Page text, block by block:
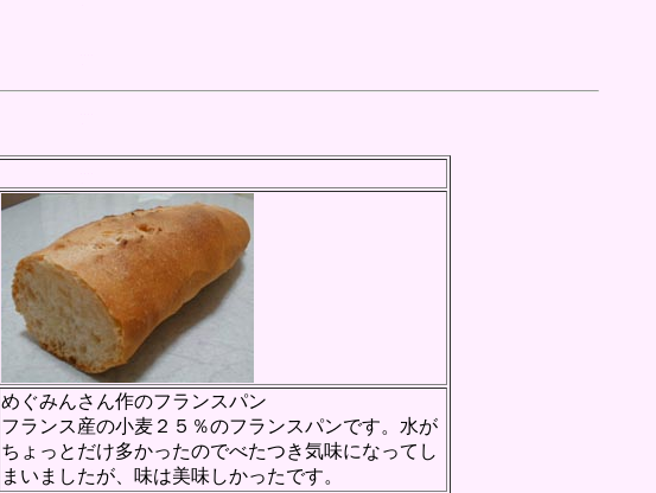
めぐみんさん作のフランスパン
フランス産の小麦２５％のフランスパンです。水が
ちょっとだけ多かったのでべたつき気味になってし
まいましたが、味は美味しかったです。